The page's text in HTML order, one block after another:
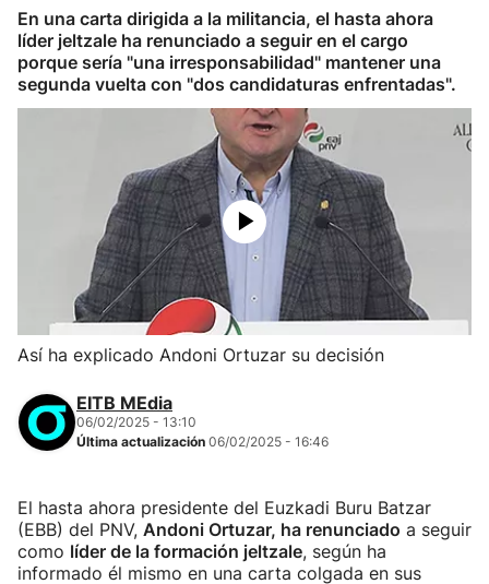
En una carta dirigida a la militancia, el hasta ahora
líder jeltzale ha renunciado a seguir en el cargo
porque sería "una irresponsabilidad" mantener una
segunda vuelta con "dos candidaturas enfrentadas".
Así ha explicado Andoni Ortuzar su decisión
EITB MEdia
06/02/2025 - 13:10
Última actualización 06/02/2025 - 16:46
El hasta ahora presidente del Euzkadi Buru Batzar
(EBB) del PNV, Andoni Ortuzar, ha renunciado a seguir
como líder de la formación jeltzale, según ha
informado él mismo en una carta colgada en sus